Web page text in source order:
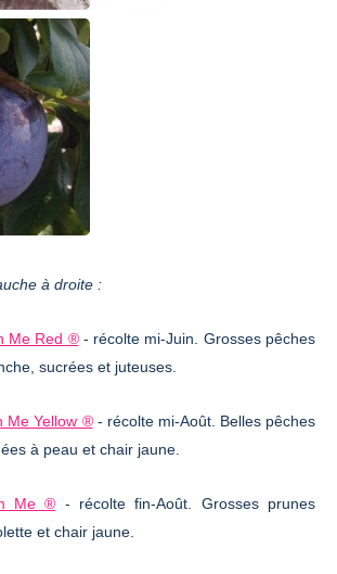
à droite :
Me Red ®- récolte mi-Juin. Grosses pêches
sucrées et juteuses.
Me Yellow ®- récolte mi-Août. Belles pêches
à peau et chair jaune.
Me ® - récolte fin-Août. Grosses prunes
et chair jaune.